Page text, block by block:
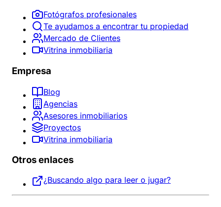
Fotógrafos profesionales
Te ayudamos a encontrar tu propiedad
Mercado de Clientes
Vitrina inmobiliaria
Empresa
Blog
Agencias
Asesores inmobiliarios
Proyectos
Vitrina inmobiliaria
Otros enlaces
¿Buscando algo para leer o jugar?